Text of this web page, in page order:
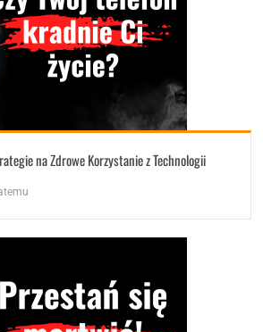
na Zdrowe Korzystanie z Technologii